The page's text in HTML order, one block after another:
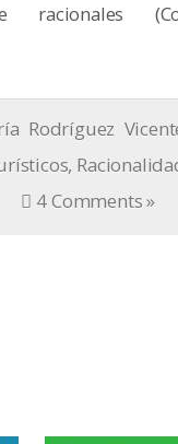
racionales
Rodríguez
,
4 Comments »